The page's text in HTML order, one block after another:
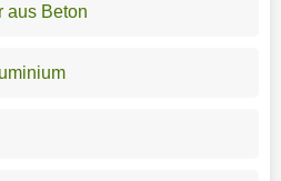
aus Beton